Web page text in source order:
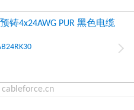
铸4x24AWG PUR 黑色电缆